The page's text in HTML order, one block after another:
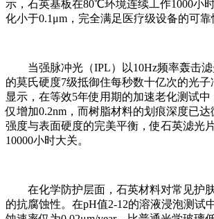
示，石英基板在80℃环境连续工作1000小
化小于0.1μm，完全满足医疗级设备的可靠
当强脉冲光（IPL）以10Hz频率轰击
的莫氏硬度7级抵御住每秒数十亿次的光
显示，在等效5年使用期的加速老化测试
仅增加0.2nm，而树脂材料的划痕深度已
强度与表面硬度的完美平衡，使石英滤光
10000小时大关。
在化学防护层面，石英材料对常见护
的抗腐蚀性。在pH值2-12的溶液浸泡测试